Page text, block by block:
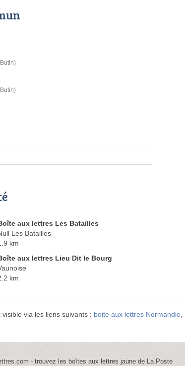
aux lettres Les Batailles
Les Batailles
km
aux lettres Lieu Dit le Bourg
km
via les liens suivants : boite aux lettres Normandie,
- trouvez les boîtes aux lettres jaune de La Poste